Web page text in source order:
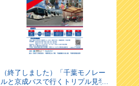
（終了しました）「千葉モノレー
ルと京成バスで行くトリプル見学